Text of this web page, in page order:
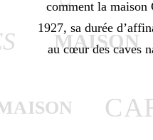
MAISON
comment la maison
1927, sa durée
au cœur des caves